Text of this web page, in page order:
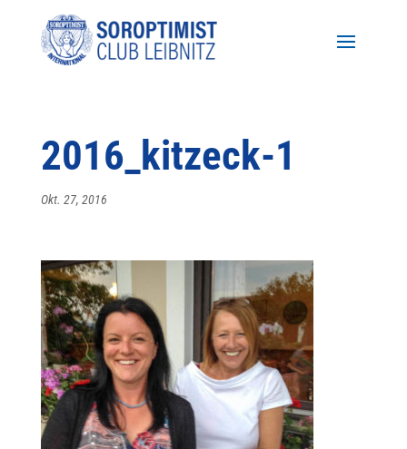
2016_kitzeck-1
Okt. 27, 2016